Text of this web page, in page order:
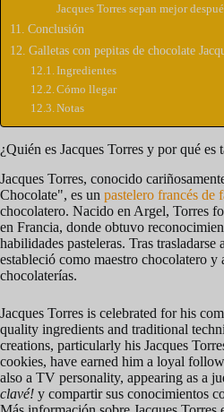
Jacques Torres sepan mejor
Conclusión
Galletas con pepitas de chocolate
Ingredientes
Cómo llegar
Notas
¿Quién es Jacques Torres y por qué es
Jacques Torres, conocido
Chocolate", es un pastelero francés de
chocolatero. Nacido en Argel, Torres
en Francia, donde obtuvo
habilidades pasteleras. Tras trasladarse
estableció como maestro chocolatero y
chocolaterías.
Jacques Torres is celebrated for his
quality ingredients and traditional
creations, particularly his Jacques
cookies, have earned him a loyal
also a TV personality, appearing as a
clavé! y compartir sus conocimientos